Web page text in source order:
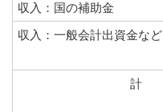
収入：国の補助金
収入：一般会計出資金など
計